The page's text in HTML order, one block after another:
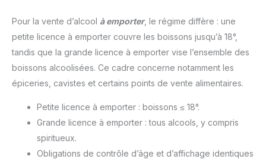
Pour la vente d’alcool à emporter, le régime diffère : une
petite licence à emporter couvre les boissons jusqu’à 18°,
tandis que la grande licence à emporter vise l’ensemble des
boissons alcoolisées. Ce cadre concerne notamment les
épiceries, cavistes et certains points de vente alimentaires.
Petite licence à emporter : boissons ≤ 18°.
Grande licence à emporter : tous alcools, y compris
spiritueux.
Obligations de contrôle d’âge et d’affichage identiques